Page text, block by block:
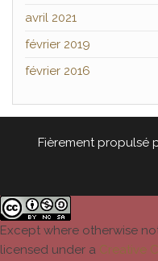
avril 2021
février 2019
février 2016
Fièrement propulsé
Except where otherwise
licensed under a Creative